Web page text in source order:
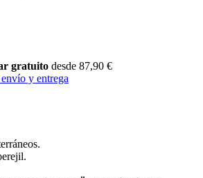
gratuito desde 87,90 €
y entrega